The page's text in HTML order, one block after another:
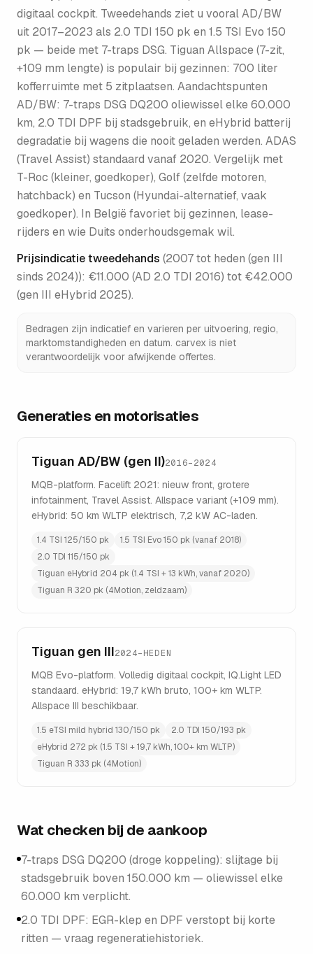
digitaal cockpit. Tweedehands ziet u vooral AD/BW
uit 2017–2023 als 2.0 TDI 150 pk en 1.5 TSI Evo 150
pk — beide met 7-traps DSG. Tiguan Allspace (7-zit,
+109 mm lengte) is populair bij gezinnen: 700 liter
kofferruimte met 5 zitplaatsen. Aandachtspunten
AD/BW: 7-traps DSG DQ200 oliewissel elke 60.000
km, 2.0 TDI DPF bij stadsgebruik, en eHybrid batterij
degradatie bij wagens die nooit geladen werden. ADAS
(Travel Assist) standaard vanaf 2020. Vergelijk met
T-Roc (kleiner, goedkoper), Golf (zelfde motoren,
hatchback) en Tucson (Hyundai-alternatief, vaak
goedkoper). In België favoriet bij gezinnen, lease-
rijders en wie Duits onderhoudsgemak wil.
Prijsindicatie tweedehands (2007 tot heden (gen III
sinds 2024)): €11.000 (AD 2.0 TDI 2016) tot €42.000
(gen III eHybrid 2025).
Bedragen zijn indicatief en varieren per uitvoering, regio,
marktomstandigheden en datum. carvex is niet
verantwoordelijk voor afwijkende offertes.
Generaties en motorisaties
Tiguan AD/BW (gen II)2016–2024
MQB-platform. Facelift 2021: nieuw front, grotere
infotainment, Travel Assist. Allspace variant (+109 mm).
eHybrid: 50 km WLTP elektrisch, 7,2 kW AC-laden.
1.4 TSI 125/150 pk
1.5 TSI Evo 150 pk (vanaf 2018)
2.0 TDI 115/150 pk
Tiguan eHybrid 204 pk (1.4 TSI + 13 kWh, vanaf 2020)
Tiguan R 320 pk (4Motion, zeldzaam)
Tiguan gen III2024–HEDEN
MQB Evo-platform. Volledig digitaal cockpit, IQ.Light LED
standaard. eHybrid: 19,7 kWh bruto, 100+ km WLTP.
Allspace III beschikbaar.
1.5 eTSI mild hybrid 130/150 pk
2.0 TDI 150/193 pk
eHybrid 272 pk (1.5 TSI + 19,7 kWh, 100+ km WLTP)
Tiguan R 333 pk (4Motion)
Wat checken bij de aankoop
7-traps DSG DQ200 (droge koppeling): slijtage bij
stadsgebruik boven 150.000 km — oliewissel elke
60.000 km verplicht.
2.0 TDI DPF: EGR-klep en DPF verstopt bij korte
ritten — vraag regeneratiehistoriek.